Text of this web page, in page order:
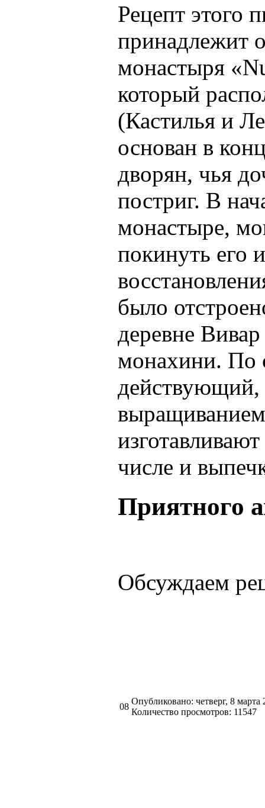
Рецепт этого
принадлежит
монастыря
который
(Кастилья и
основан в
дворян, чья
постриг. В
монастыре,
покинуть его
было
деревне
монахини. По
действующий,
числе и
Приятного
Обсуждаем
08
Опубликовано: четверг, 8 марта
Количество просмотров: 11547